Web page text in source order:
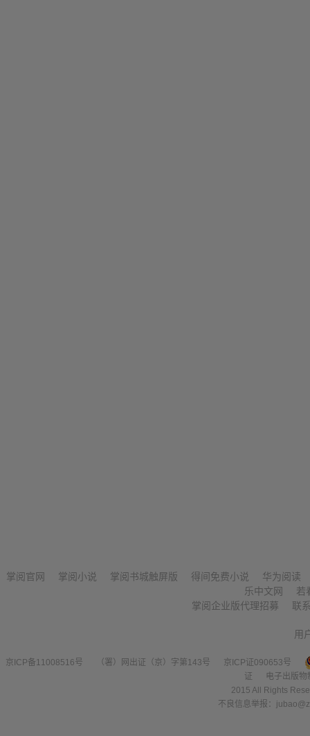
掌阅官网 掌阅小说 掌阅书城触屏版 得间免费小说
华为阅读
乐中文网
若
掌阅企业版代理招募
联
用
京ICP备11008516号 （署）网出证（京）字第143号
京ICP证090653号
证
电子出版
2015 All Rights
不良信息举报：